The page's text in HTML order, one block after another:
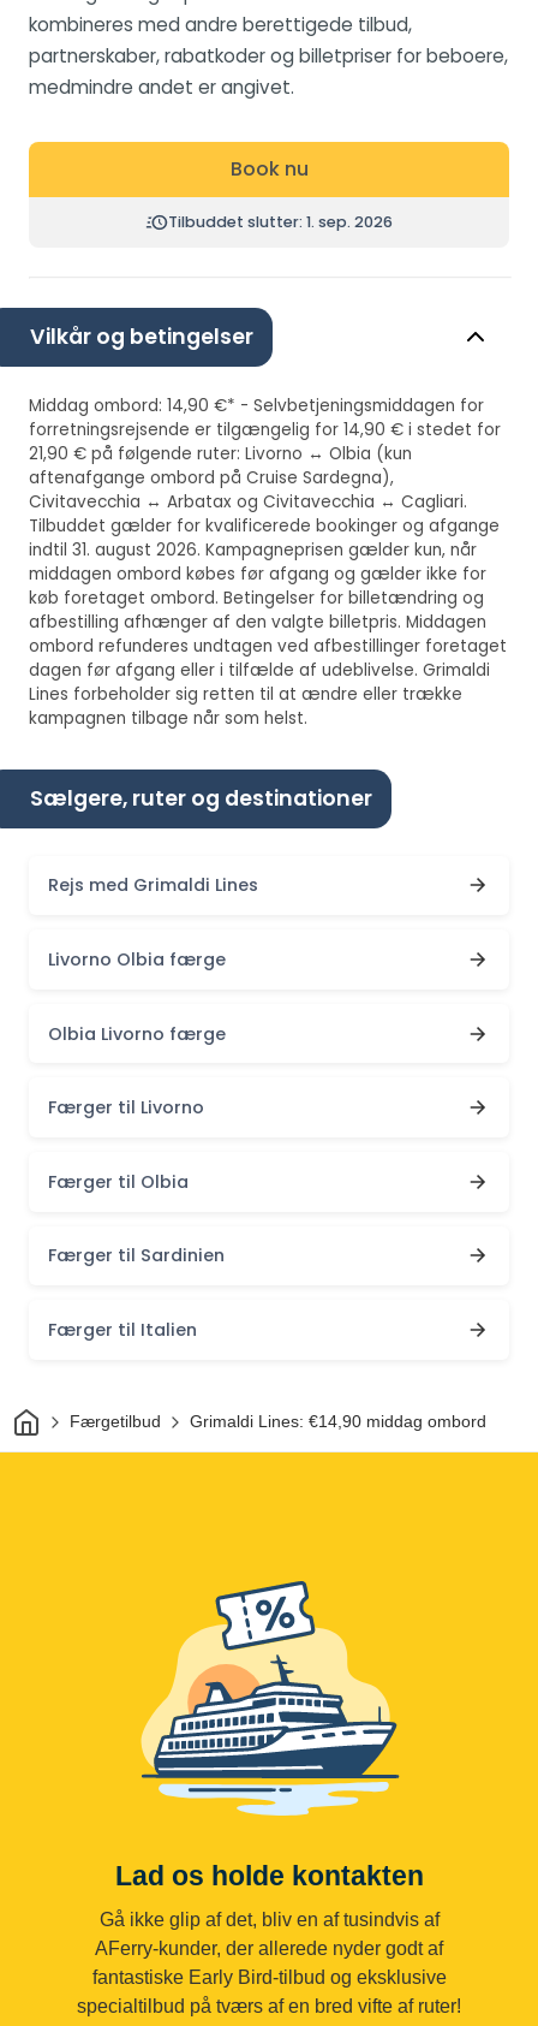
kombineres med andre berettigede tilbud,
partnerskaber, rabatkoder og billetpriser for beboere,
medmindre andet er angivet.
Book nu
Tilbuddet slutter: 1. sep. 2026
Vilkår og betingelser
Middag ombord: 14,90 €* - Selvbetjeningsmiddagen for
forretningsrejsende er tilgængelig for 14,90 € i stedet for
21,90 € på følgende ruter: Livorno ↔ Olbia (kun
aftenafgange ombord på Cruise Sardegna),
Civitavecchia ↔ Arbatax og Civitavecchia ↔ Cagliari.
Tilbuddet gælder for kvalificerede bookinger og afgange
indtil 31. august 2026. Kampagneprisen gælder kun, når
middagen ombord købes før afgang og gælder ikke for
køb foretaget ombord. Betingelser for billetændring og
afbestilling afhænger af den valgte billetpris. Middagen
ombord refunderes undtagen ved afbestillinger foretaget
dagen før afgang eller i tilfælde af udeblivelse. Grimaldi
Lines forbeholder sig retten til at ændre eller trække
kampagnen tilbage når som helst.
Sælgere, ruter og destinationer
Rejs med Grimaldi Lines
Livorno Olbia færge
Olbia Livorno færge
Færger til Livorno
Færger til Olbia
Færger til Sardinien
Færger til Italien
HjemFærgetilbud Grimaldi Lines: €14,90 middag ombord
Lad os holde kontakten
Gå ikke glip af det, bliv en af tusindvis af
AFerry-kunder, der allerede nyder godt af
fantastiske Early Bird-tilbud og eksklusive
specialtilbud på tværs af en bred vifte af ruter!